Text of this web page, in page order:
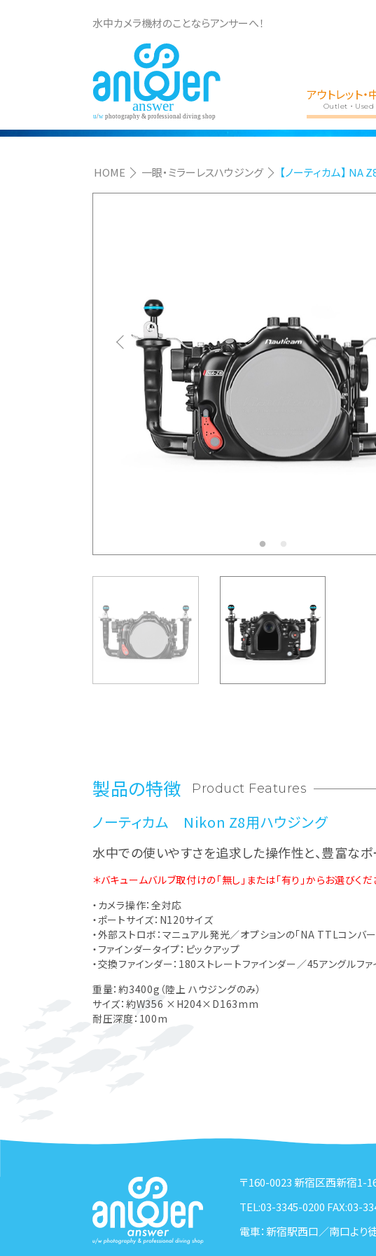
水中カメラ機材のことならアンサーへ！
アウトレット・
Outlet・Used
HOME 一眼・ミラーレスハウジング 【ノーティカム】 NA
製品の特徴 Product Features
ノーティカム Nikon Z8用ハウジング
水中での使いやすさを追求した操作性と、豊富なポ
＊バキュームバルブ取付けの「無し」または「有り」からお選びくだ
・カメラ操作：全対応
・ポートサイズ：N120サイズ
・外部ストロボ：マニュアル発光／オプションの「NA TTLコン
・ファインダータイプ：ピックアップ
・交換ファインダー：180ストレートファインダー／45アングルフ
重量：約3400g（陸上 ハウジングのみ）
サイズ：約W356 ×H204×D163mm
耐圧深度：100m
〒160-0023 新宿区西新宿1-
TEL:03-3345-0200 FAX:03-
電車：新宿駅西口／南口より